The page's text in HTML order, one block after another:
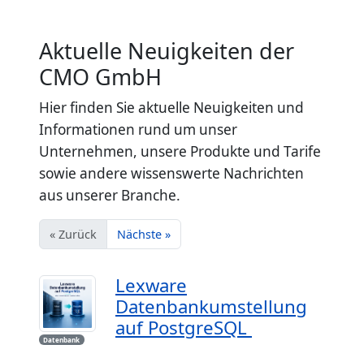
Aktuelle Neuigkeiten der
CMO GmbH
Hier finden Sie aktuelle Neuigkeiten und
Informationen rund um unser
Unternehmen, unsere Produkte und Tarife
sowie andere wissenswerte Nachrichten
aus unserer Branche.
« Zurück Nächste »
Datenbank
Lexware
Datenbankumstellung
auf PostgreSQL